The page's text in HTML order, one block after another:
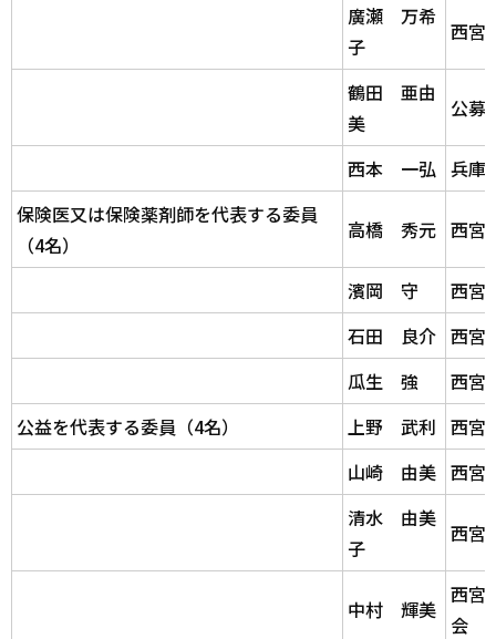
廣瀬 万希
子
西宮
鶴田 亜由
美
公募
西本 一弘 兵庫
保険医又は保険薬剤師を代表する委員
（4名）
高橋 秀元 西宮
濱岡 守
西宮
石田 良介 西宮
瓜生 強
西宮
公益を代表する委員（4名）
上野 武利 西宮
山崎 由美 西宮
清水 由美
子
西宮
中村 輝美
西宮
会